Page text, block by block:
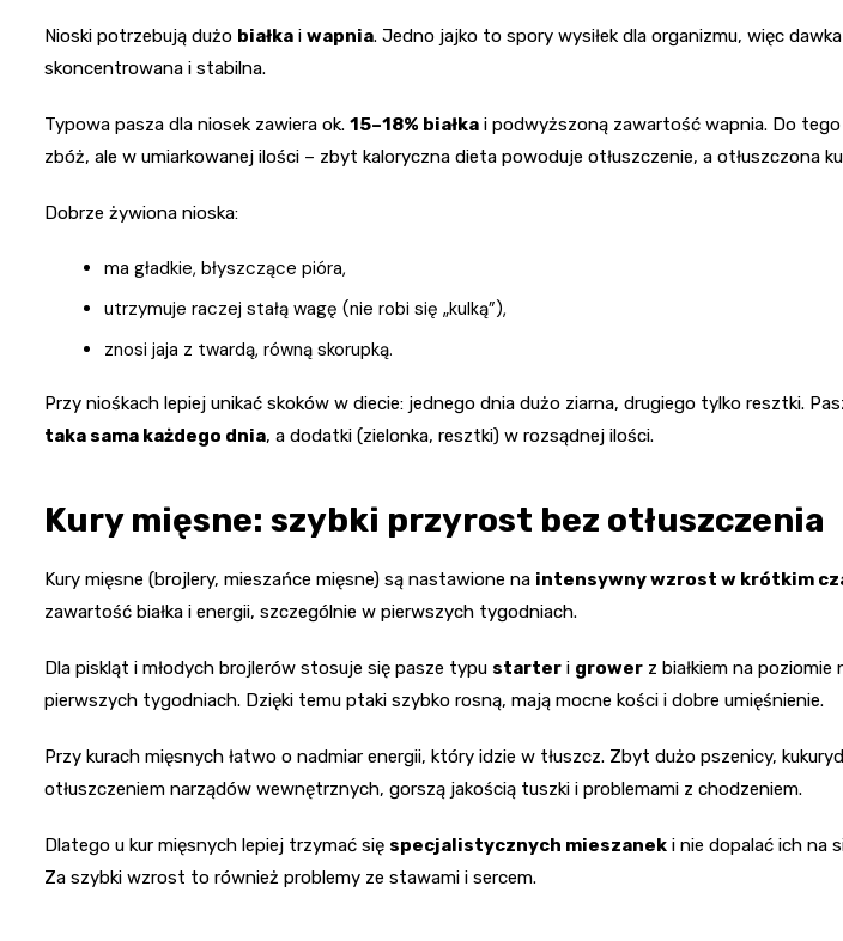
Nioski potrzebują dużo białka i wapnia. Jedno jajko to spory wysiłek dla organizmu, więc
skoncentrowana i stabilna.
Typowa pasza dla niosek zawiera ok. 15–18% białka i podwyższoną zawartość wapnia. Do
zbóż, ale w umiarkowanej ilości – zbyt kaloryczna dieta powoduje otłuszczenie, a otłuszczona
Dobrze żywiona nioska:
ma gładkie, błyszczące pióra,
utrzymuje raczej stałą wagę (nie robi się „kulką”),
znosi jaja z twardą, równą skorupką.
Przy niośkach lepiej unikać skoków w diecie: jednego dnia dużo ziarna, drugiego tylko resztki.
taka sama każdego dnia, a dodatki (zielonka, resztki) w rozsądnej ilości.
Kury mięsne: szybki przyrost bez otłuszczenia
Kury mięsne (brojlery, mieszańce mięsne) są nastawione na intensywny wzrost w krótkim
zawartość białka i energii, szczególnie w pierwszych tygodniach.
Dla piskląt i młodych brojlerów stosuje się pasze typu starter i grower z białkiem na
pierwszych tygodniach. Dzięki temu ptaki szybko rosną, mają mocne kości i dobre umięśnienie.
Przy kurach mięsnych łatwo o nadmiar energii, który idzie w tłuszcz. Zbyt dużo pszenicy,
otłuszczeniem narządów wewnętrznych, gorszą jakością tuszki i problemami z chodzeniem.
Dlatego u kur mięsnych lepiej trzymać się specjalistycznych mieszanek i nie dopalać ich na
Za szybki wzrost to również problemy ze stawami i sercem.